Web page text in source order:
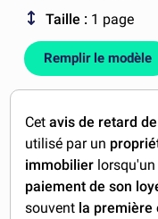
FAQ
MON COMPTE
Taille : 1 page
Remplir le modèle
Cetavis de retard
utilisé par un
immobilier
paiement de son
souvent la première